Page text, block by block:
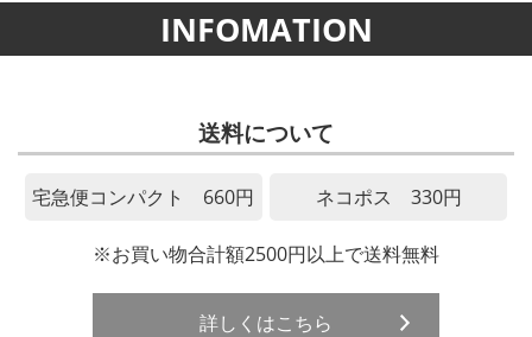
INFOMATION
送料について
宅急便コンパクト 660円 ネコポス 330円
※お買い物合計額2500円以上で送料無料
詳しくはこちら